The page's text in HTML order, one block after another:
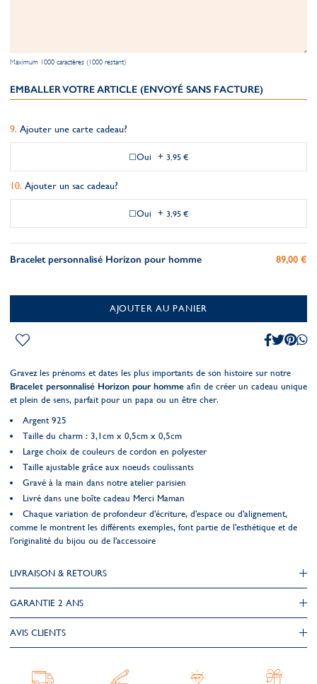
Maximum 1000 caractères (1000 restant)
EMBALLER VOTRE ARTICLE (ENVOYÉ SANS FACTURE)
Ajouter une carte cadeau?
Oui + 3,95 €
Ajouter un sac cadeau?
Oui + 3,95 €
Bracelet personnalisé Horizon pour homme 89,00 €
AJOUTER AU PANIER
Gravez les prénoms et dates les plus importants de son histoire sur notre
Bracelet personnalisé Horizon pour homme afin de créer un cadeau unique
et plein de sens, parfait pour un papa ou un être cher.
Argent 925
Taille du charm : 3,1cm x 0,5cm x 0,5cm
Large choix de couleurs de cordon en polyester
Taille ajustable grâce aux noeuds coulissants
Gravé à la main dans notre atelier parisien
Livré dans une boîte cadeau Merci Maman
Chaque variation de profondeur d'écriture, d'espace ou d'alignement,
comme le montrent les différents exemples, font partie de l'esthétique et de
l'originalité du bijou ou de l'accessoire
LIVRAISON & RETOURS
GARANTIE 2 ANS
AVIS CLIENTS